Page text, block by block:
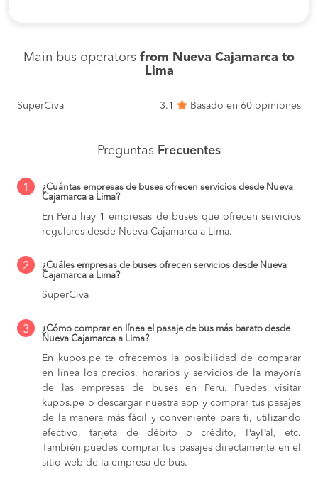
Main bus operators from Nueva Cajamarca to
Lima
SuperCiva 3.1 Basado en 60 opiniones
Preguntas Frecuentes
1
¿Cuántas empresas de buses ofrecen servicios desde Nueva
Cajamarca a Lima?
En Peru hay 1 empresas de buses que ofrecen servicios
regulares desde Nueva Cajamarca a Lima.
2
¿Cuáles empresas de buses ofrecen servicios desde Nueva
Cajamarca a Lima?
SuperCiva
3
¿Cómo comprar en línea el pasaje de bus más barato desde
Nueva Cajamarca a Lima?
En kupos.pe te ofrecemos la posibilidad de comparar
en línea los precios, horarios y servicios de la mayoría
de las empresas de buses en Peru. Puedes visitar
kupos.pe o descargar nuestra app y comprar tus pasajes
de la manera más fácil y conveniente para ti, utilizando
efectivo, tarjeta de débito o crédito, PayPal, etc.
También puedes comprar tus pasajes directamente en el
sitio web de la empresa de bus.